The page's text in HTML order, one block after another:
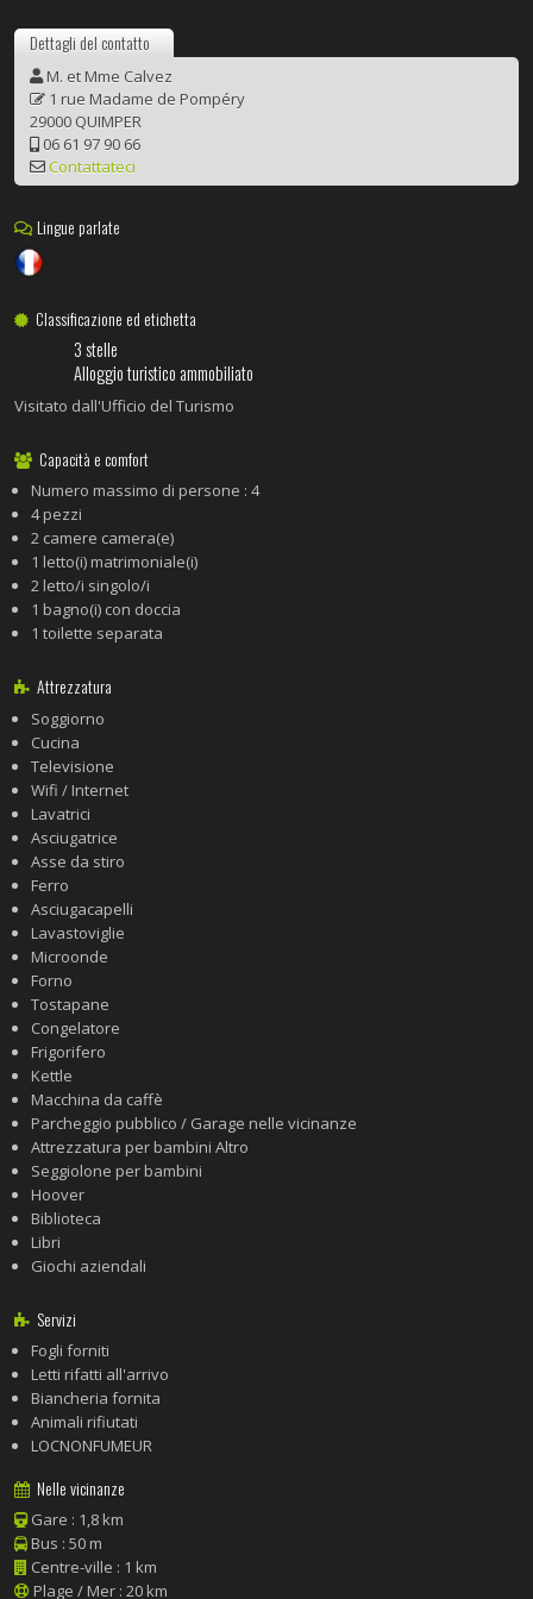
Dettagli del contatto
M. et Mme Calvez
1 rue Madame de Pompéry
29000 QUIMPER
06 61 97 90 66
Contattateci
Lingue parlate
Classificazione ed etichetta
3 stelle
Alloggio turistico ammobiliato
Visitato dall'Ufficio del Turismo
Capacità e comfort
Numero massimo di persone : 4
4 pezzi
2 camere camera(e)
1 letto(i) matrimoniale(i)
2 letto/i singolo/i
1 bagno(i) con doccia
1 toilette separata
Attrezzatura
Soggiorno
Cucina
Televisione
Wifi / Internet
Lavatrici
Asciugatrice
Asse da stiro
Ferro
Asciugacapelli
Lavastoviglie
Microonde
Forno
Tostapane
Congelatore
Frigorifero
Kettle
Macchina da caffè
Parcheggio pubblico / Garage nelle vicinanze
Attrezzatura per bambini Altro
Seggiolone per bambini
Hoover
Biblioteca
Libri
Giochi aziendali
Servizi
Fogli forniti
Letti rifatti all'arrivo
Biancheria fornita
Animali rifiutati
LOCNONFUMEUR
Nelle vicinanze
Gare : 1,8 km
Bus : 50 m
Centre-ville : 1 km
Plage / Mer : 20 km